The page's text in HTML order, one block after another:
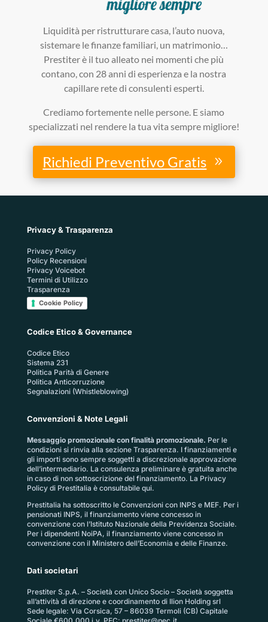
Liquidità per ristrutturare casa, l’auto nuova,
sistemare le finanze familiari, un matrimonio…
Prestiter è il tuo alleato nei momenti che più
contano, con 28 anni di esperienza e la nostra
capillare rete di consulenti esperti.
Crediamo fortemente nelle persone. E siamo
specializzati nel rendere la tua vita sempre migliore!
Richiedi Preventivo Gratis
Privacy & Trasparenza
Privacy Policy
Policy Recensioni
Privacy Voicebot
Termini di Utilizzo
Trasparenza
Cookie Policy
Codice Etico & Governance
Codice Etico
Sistema 231
Politica Parità di Genere
Politica Anticorruzione
Segnalazioni (Whistleblowing)
Convenzioni & Note Legali
Messaggio promozionale con finalità promozionale. Per le
condizioni si rinvia alla sezione Trasparenza. I finanziamenti e
gli importi sono sempre soggetti a discrezionale approvazione
dell’intermediario. La consulenza preliminare è gratuita anche
in caso di non sottoscrizione del finanziamento. La Privacy
Policy di Prestitalia è consultabile qui.
Prestitalia ha sottoscritto le Convenzioni con INPS e MEF. Per i
pensionati INPS, il finanziamento viene concesso in
convenzione con l’Istituto Nazionale della Previdenza Sociale.
Per i dipendenti NoiPA, il finanziamento viene concesso in
convenzione con il Ministero dell’Economia e delle Finanze.
Dati societari
Prestiter S.p.A. – Società con Unico Socio – Società soggetta
all’attività di direzione e coordinamento di Ilion Holding srl
Sede legale: Via Corsica, 57 – 86039 Termoli (CB) Capitale